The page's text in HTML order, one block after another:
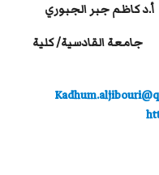
جبر الجبوري
القادسية/ كلية